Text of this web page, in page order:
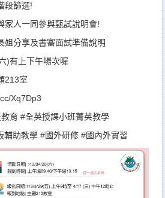
段篩選!
家人一同參與甄試說明會!
姐分享及書審面試準備說明
)有上下午場次喔
213室
Xq7Dp3
育 #全英授課小班菁英教學
輔助教學 #國外研修 #國內外實習